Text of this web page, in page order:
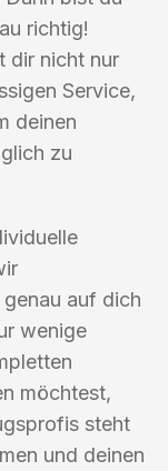
richtig!
dir nicht nur
Service,
deinen
zu
auf dich
wenige
möchtest,
steht
und deinen